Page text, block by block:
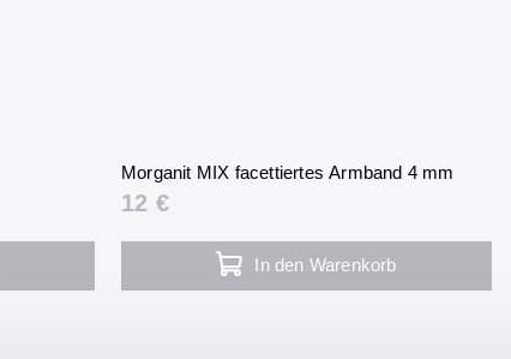
Morganit MIX facettiertes Armband 4 mm
12 €
In den Warenkorb